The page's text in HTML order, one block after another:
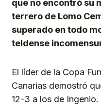
que no encontró su
terrero de Lomo
superado en todo
teldense
El líder de la Copa
Canarias demostró
12-3 a los de Ingenio.